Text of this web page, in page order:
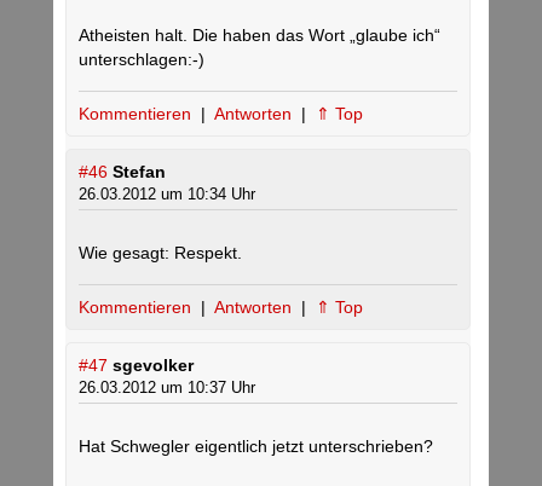
Atheisten halt. Die haben das Wort „glaube ich“
unterschlagen:-)
Kommentieren | Antworten | ⇑ Top
#46 Stefan
26.03.2012 um 10:34 Uhr
Wie gesagt: Respekt.
Kommentieren | Antworten | ⇑ Top
#47 sgevolker
26.03.2012 um 10:37 Uhr
Hat Schwegler eigentlich jetzt unterschrieben?